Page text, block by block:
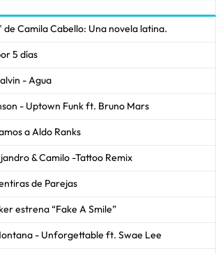
de Camila Cabello: Una novela latina.
5 días
- Agua
- Uptown Funk ft. Bruno Mars
a Aldo Ranks
& Camilo -Tattoo Remix
de Parejas
estrena “Fake A Smile”
- Unforgettable ft. Swae Lee